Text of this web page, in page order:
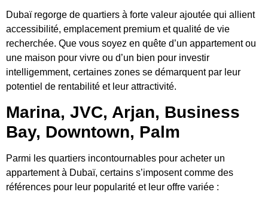
Dubaï regorge de quartiers à forte valeur ajoutée qui allient
accessibilité, emplacement premium et qualité de vie
recherchée. Que vous soyez en quête d’un appartement ou
une maison pour vivre ou d’un bien pour investir
intelligemment, certaines zones se démarquent par leur
potentiel de rentabilité et leur attractivité.
Marina, JVC, Arjan, Business
Bay, Downtown, Palm
Parmi les quartiers incontournables pour acheter un
appartement à Dubaï, certains s’imposent comme des
références pour leur popularité et leur offre variée :